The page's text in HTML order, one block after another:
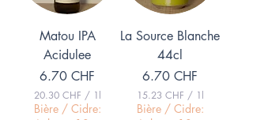
Matou IPA
Acidulee
Prix
6.70 CHF
20.30 CHF / 1l
2
Bière / Cidre:
La Source Blanche
44cl
Prix
6.70 CHF
15.23 CHF / 1l
1
Bière / Cidre: